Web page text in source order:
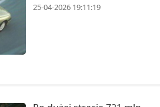
25-04-2026 19:11:19